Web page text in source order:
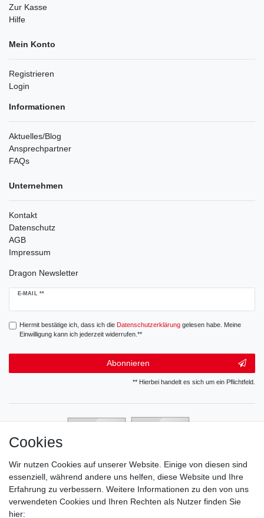
Zur Kasse
Hilfe
Mein Konto
Registrieren
Login
Informationen
Aktuelles/Blog
Ansprechpartner
FAQs
Unternehmen
Kontakt
Datenschutz
AGB
Impressum
Dragon Newsletter
E-MAIL **
Newsletter
Hiermit bestätige ich, dass ich die Daten­schutz­erklärunggelesen habe. Meine
Einwilligung kann ich jederzeit widerrufen.**
Abonnieren
** Hierbei handelt es sich um ein Pflichtfeld.
Cookies
Wir nutzen Cookies auf unserer Website. Einige von diesen sind
essenziell, während andere uns helfen, diese Website und Ihre
Erfahrung zu verbessern. Weitere Informationen zu den von uns
verwendeten Cookies und Ihren Rechten als Nutzer finden Sie
hier: